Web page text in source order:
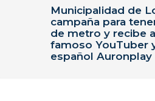
Municipalidad de
campaña para
de metro y recibe
famoso YouTuber
español Auronplay